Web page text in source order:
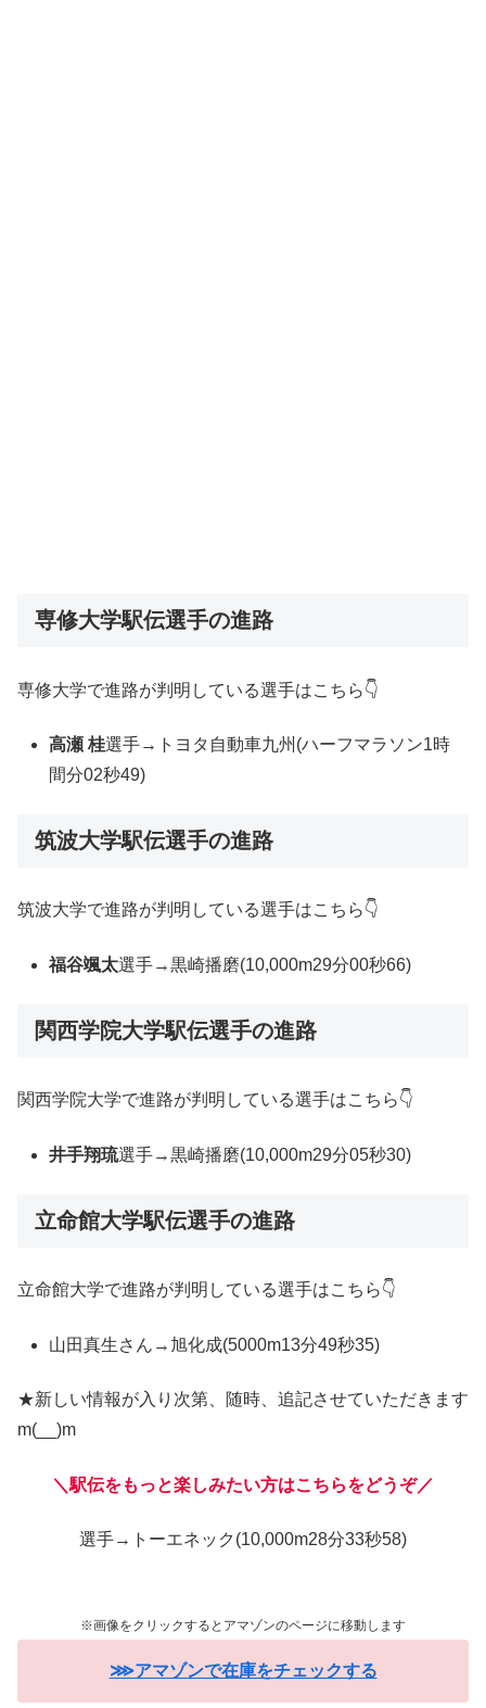
専修大学駅伝選手の進路
専修大学で進路が判明している選手はこちら👇
高瀬 桂選手→トヨタ自動車九州(ハーフマラソン1時
間分02秒49)
筑波大学駅伝選手の進路
筑波大学で進路が判明している選手はこちら👇
福谷颯太選手→黒崎播磨(10,000m29分00秒66)
関西学院大学駅伝選手の進路
関西学院大学で進路が判明している選手はこちら👇
井手翔琉選手→黒崎播磨(10,000m29分05秒30)
立命館大学駅伝選手の進路
立命館大学で進路が判明している選手はこちら👇
山田真生さん→旭化成(5000m13分49秒35)
★新しい情報が入り次第、随時、追記させていただきます
m(__)m
＼駅伝をもっと楽しみたい方はこちらをどうぞ／
選手→トーエネック(10,000m28分33秒58)
※画像をクリックするとアマゾンのページに移動します
⋙アマゾンで在庫をチェックする